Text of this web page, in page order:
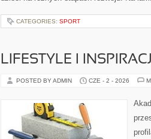
CATEGORIES: SPORT
LIFESTYLE I
POSTED BY ADMIN CZE - 2 - 2026